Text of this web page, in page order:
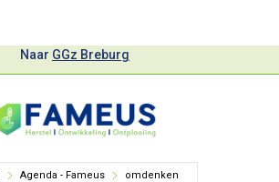
Naar GGz Breburg
Agenda - Fameus
omdenken